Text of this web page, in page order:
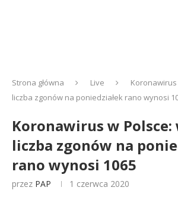
Strona główna Live
Koronawirus
liczba zgonów na poniedziałek rano wynosi
Koronawirus w Polsce:
liczba zgonów na
rano wynosi 1065
przez PAP 1 czerwca 2020